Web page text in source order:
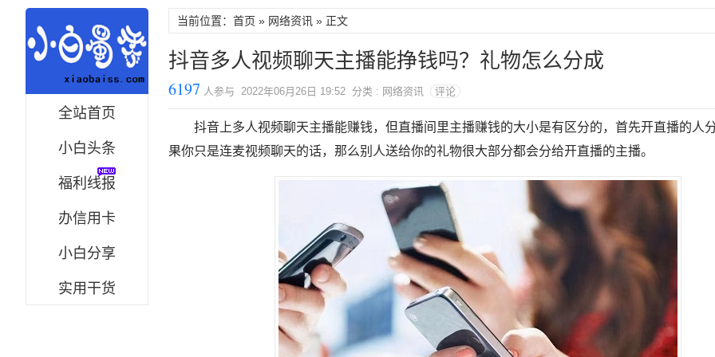
全站首页
小白头条
福利线报
办信用卡
小白分享
实用干货
当前位置：首页 » 网络资讯 » 正文
抖音多人视频聊天主播能挣钱吗？礼物怎么分成
6197 人参与 2022年06月26日 19:52 分类 : 网络资讯 评论
抖音上多人视频聊天主播能赚钱，但直播间里主播赚钱的大小是有区分的，首先开直播的人
果你只是连麦视频聊天的话，那么别人送给你的礼物很大部分都会分给开直播的主播。